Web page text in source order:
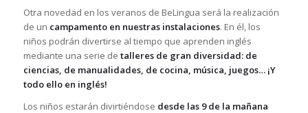
Otra novedad en los veranos de BeLingua será la realización
de un campamento en nuestras instalaciones. En él, los
niños podrán divertirse al tiempo que aprenden inglés
mediante una serie de talleres de gran diversidad: de
ciencias, de manualidades, de cocina, música, juegos… ¡Y
todo ello en inglés!
Los niños estarán divirtiéndose desde las 9 de la mañana